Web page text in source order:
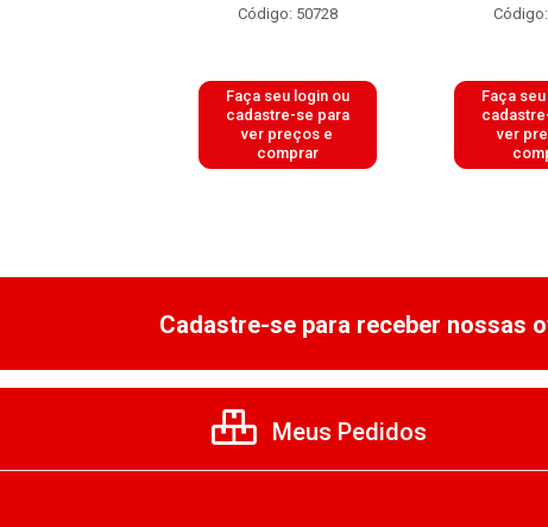
Código: 50728
Faça seu login ou
cadastre-se para
ver preços e
comprar
Faça
ver
Cadastre-se para receber nossas
Meus Pedidos